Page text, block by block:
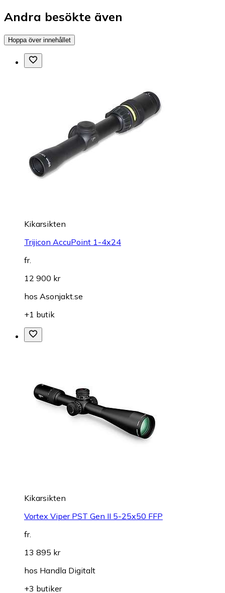
Andra besökte även
Hoppa över innehållet
Kikarsikten
Trijicon AccuPoint 1-4x24
fr.
12 900 kr
hos Asonjakt.se
+1 butik
Kikarsikten
Vortex Viper PST Gen II 5-25x50 FFP
fr.
13 895 kr
hos Handla Digitalt
+3 butiker